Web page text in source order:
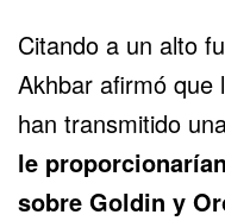
Citando a un alto
Akhbar afirmó que
han transmitido
le
sobre Goldin y